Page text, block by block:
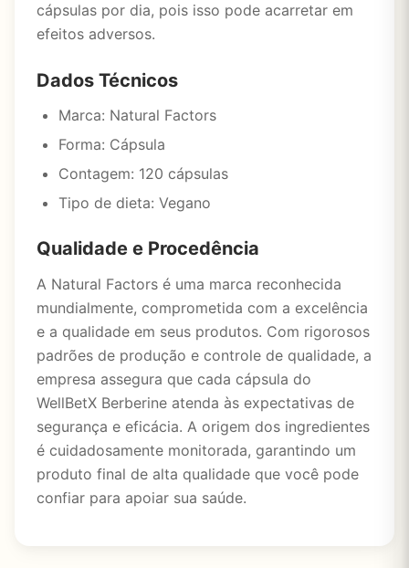
cápsulas por dia, pois isso pode acarretar em
efeitos adversos.
Dados Técnicos
Marca: Natural Factors
Forma: Cápsula
Contagem: 120 cápsulas
Tipo de dieta: Vegano
Qualidade e Procedência
A Natural Factors é uma marca reconhecida
mundialmente, comprometida com a excelência
e a qualidade em seus produtos. Com rigorosos
padrões de produção e controle de qualidade, a
empresa assegura que cada cápsula do
WellBetX Berberine atenda às expectativas de
segurança e eficácia. A origem dos ingredientes
é cuidadosamente monitorada, garantindo um
produto final de alta qualidade que você pode
confiar para apoiar sua saúde.